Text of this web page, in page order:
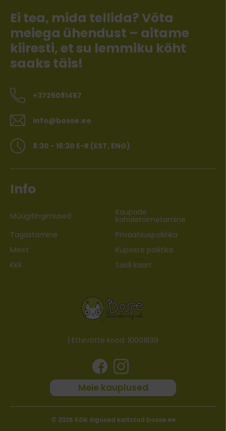
Ei tea, mida tellida? Võta
meiega ühendust – aitame
kiiresti, et su lemmiku kõht
saaks täis!
+3725081457
info@bosse.ee
8:30 - 16:30 E-R (EST, ENG)
Info
Müügitingimused Kaupade
kohaletoimetamine
Tagastamine
Privaatsuspoliitika
Meist
Küpsiste poliitika
KKK
Saidi kaart
| Ettevõtte kood: 10001839
Meie kauplused
© 2026 Kõik õigused kaitstud bosse.ee